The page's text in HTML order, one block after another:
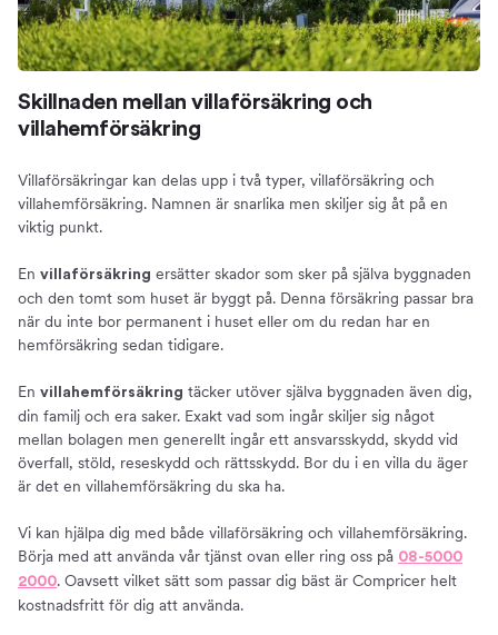
Skillnaden mellan villaförsäkring och
villahemförsäkring
Villaförsäkringar kan delas upp i två typer, villaförsäkring och
villahemförsäkring. Namnen är snarlika men skiljer sig åt på en
viktig punkt.
En villaförsäkring ersätter skador som sker på själva byggnaden
och den tomt som huset är byggt på. Denna försäkring passar bra
när du inte bor permanent i huset eller om du redan har en
hemförsäkring sedan tidigare.
En villahemförsäkring täcker utöver själva byggnaden även dig,
din familj och era saker. Exakt vad som ingår skiljer sig något
mellan bolagen men generellt ingår ett ansvarsskydd, skydd vid
överfall, stöld, reseskydd och rättsskydd. Bor du i en villa du äger
är det en villahemförsäkring du ska ha.
Vi kan hjälpa dig med både villaförsäkring och villahemförsäkring.
Börja med att använda vår tjänst ovan eller ring oss på 08-5000
2000. Oavsett vilket sätt som passar dig bäst är Compricer helt
kostnadsfritt för dig att använda.